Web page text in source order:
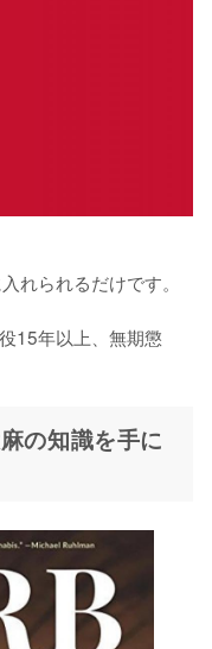
れられるだけです。
15年以上、無期懲
の知識を手に